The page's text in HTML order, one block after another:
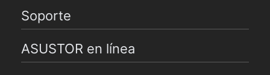
Soporte
ASUSTOR en línea